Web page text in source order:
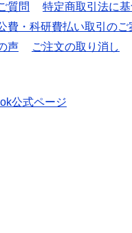
質問
特定商取引法に
費・科研費払い取引のご
声 ご注文の取り消し
公式ページ